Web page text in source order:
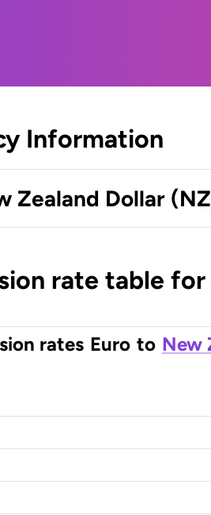
Information
Zealand Dollar
rate table
rates Euro to New